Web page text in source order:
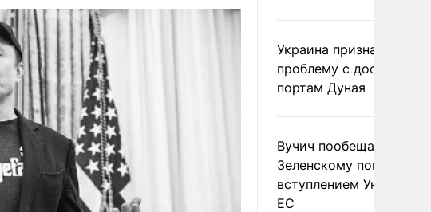
Украина признала
проблему с доступом к
портам Дуная
Вучич пообещал
Зеленскому помочь со
вступлением Украины в
ЕС